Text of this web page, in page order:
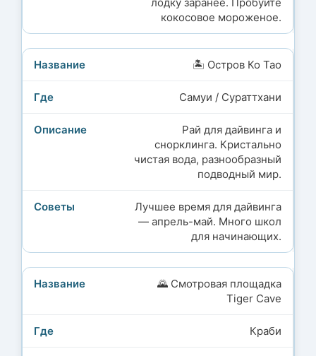
кокосовое мороженое.
🏝️ Остров Ко Тао
Самуи / Сураттхани
Рай для дайвинга и
снорклинга. Кристально
чистая вода, разнообразный
подводный мир.
Лучшее время для дайвинга
— апрель-май. Много школ
для начинающих.
🌄 Смотровая площадка
Tiger Cave
Краби